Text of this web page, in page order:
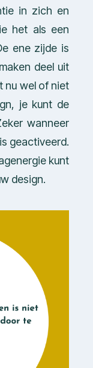
in zich en
het als een
ene zijde is
deel uit
nu wel of niet
je kunt de
wanneer
geactiveerd.
kunt
design.